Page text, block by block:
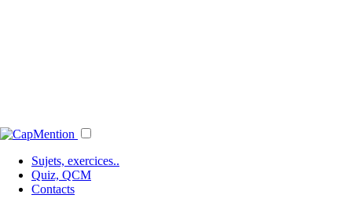
Sujets, exercices..
Quiz, QCM
Contacts